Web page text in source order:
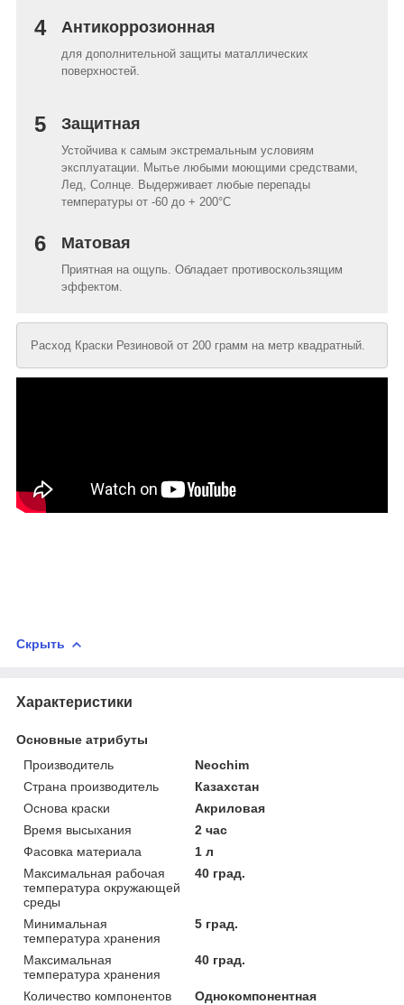
4 Антикоррозионная
для дополнительной защиты маталлических
поверхностей.
5 Защитная
Устойчива к самым экстремальным условиям
эксплуатации. Мытье любыми моющими средствами,
Лед, Солнце. Выдерживает любые перепады
температуры от -60 до + 200°C
6 Матовая
Приятная на ощупь. Обладает противоскользящим
эффектом.
Расход Краски Резиновой от 200 грамм на метр квадратный.
Скрыть
Характеристики
Основные атрибуты
Производитель
Neochim
Страна производитель
Казахстан
Основа краски
Акриловая
Время высыхания
2 час
Фасовка материала
1 л
Максимальная рабочая
температура окружающей
среды
40 град.
Минимальная
температура хранения
5 град.
Максимальная
температура хранения
40 град.
Количество компонентов
Однокомпонентная